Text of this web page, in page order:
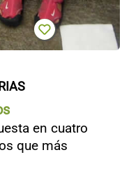
en cuatro
que más